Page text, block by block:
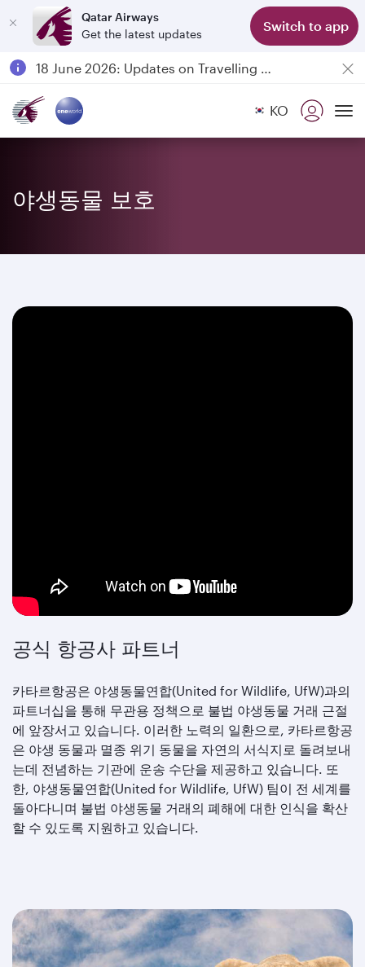
Qatar Airways
Get the latest updates
Switch to app
Passengers flying between Doha and Auckland on QR914 and QR915
18 June 2026: Updates on Travelling with Power Banks
Qatar Airways Expands Global Network to over 160 Destinations KO
야생동물 보호
공식 항공사 파트너
카타르항공은 야생동물연합(United for Wildlife, UfW)과의
파트너십을 통해 무관용 정책으로 불법 야생동물 거래 근절
에 앞장서고 있습니다. 이러한 노력의 일환으로, 카타르항공
은 야생 동물과 멸종 위기 동물을 자연의 서식지로 돌려보내
는데 전념하는 기관에 운송 수단을 제공하고 있습니다. 또
한, 야생동물연합(United for Wildlife, UfW) 팀이 전 세계를
돌아다니며 불법 야생동물 거래의 폐해에 대한 인식을 확산
할 수 있도록 지원하고 있습니다.